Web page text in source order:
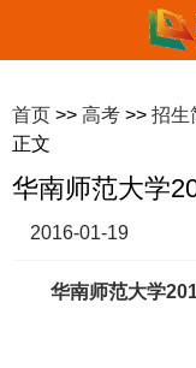
首页 >> 高考 >> 招生
正文
华南师范大学
2016-01-19
华南师范大学